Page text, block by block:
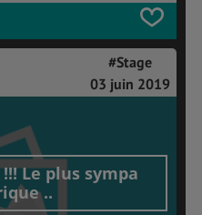
#Stage
03 juin 2019
Le plus sympa
..